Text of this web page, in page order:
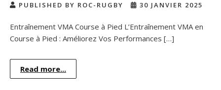
PUBLISHED BY ROC-RUGBY 30 JANVIER 2025
Entraînement VMA Course à Pied L’Entraînement VMA en
Course à Pied : Améliorez Vos Performances […]
Read more...